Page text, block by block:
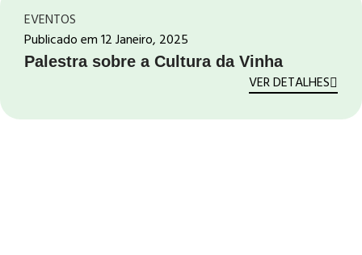
EVENTOS
Publicado em12 Janeiro, 2025
Palestra sobre a Cultura da Vinha
VER DETALHES